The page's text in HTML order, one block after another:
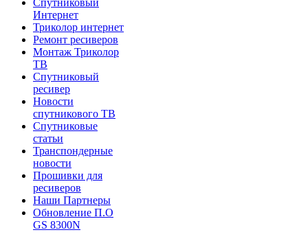
Интернет
Триколор интернет
Ремонт ресиверов
Монтаж Триколор
ТВ
Спутниковый
ресивер
Новости
спутникового ТВ
Спутниковые
статьи
Транспондерные
новости
Прошивки для
ресиверов
Наши Партнеры
Обновление П.О
GS 8300N